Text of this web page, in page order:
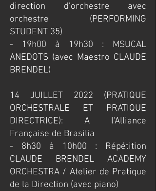
direction d'orchestre avec
orchestre (PERFORMING
STUDENT 35)
- 19h00 à 19h30 : MSUCAL
ANEDOTS (avec Maestro CLAUDE
BRENDEL)
​14 JUILLET 2022 (PRATIQUE
ORCHESTRALE ET PRATIQUE
DIRECTRICE): A l'Alliance
Française de Brasilia
​- 8h30 à 10h00 : Répétition
CLAUDE BRENDEL ACADEMY
ORCHESTRA / Atelier de Pratique
de la Direction (avec piano)